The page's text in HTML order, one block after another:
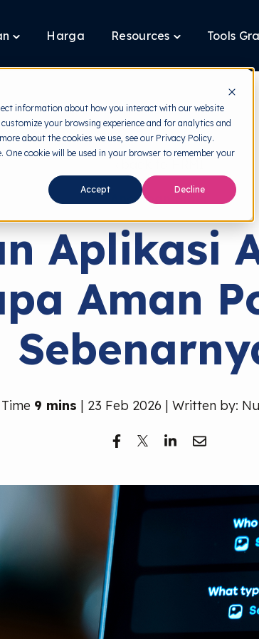
information about how you interact with our website
your browsing experience and for analytics and
about the cookies we use, see our Privacy Policy.
cookie will be used in your browser to remember your
Accept Decline
Toggle
Layanan
Harga Resources
Toggle
Resources
Tools
Ancaman Siber
Aplikasi
Aman
9 mins | 23 Feb 2026 | Written by: